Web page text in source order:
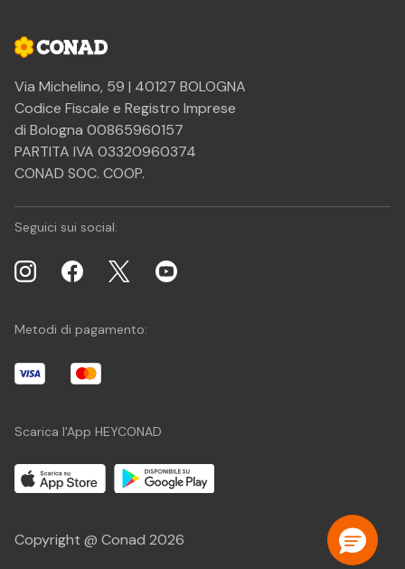
Via Michelino, 59 | 40127 BOLOGNA
Codice Fiscale e Registro Imprese
di Bologna 00865960157
PARTITA IVA 03320960374
CONAD SOC. COOP.
Seguici sui social:
Metodi di pagamento:
Scarica l'App HEYCONAD
Copyright @ Conad 2026